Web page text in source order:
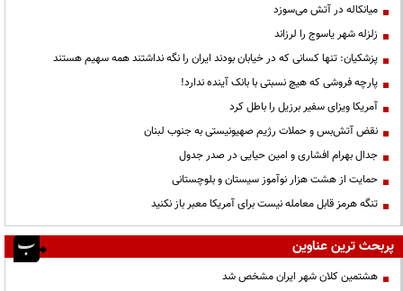
میانکاله در آتش می‌سوزد
زلزله شهر یاسوج را لرزاند
پزشکیان: تنها کسانی که در خیابان بودند ایران را نگه نداشتند همه سهیم هستند
پارچه فروشی که هیچ نسبتی با بانک آینده ندارد!
آمریکا ویزای سفیر برزیل را باطل کرد
نقض آتش‌بس و حملات رژیم صهیونیستی به جنوب لبنان
جدال بهرام افشاری و امین حیایی در صدر جدول
حمایت از هشت هزار نوآموز سیستان و بلوچستانی
تنگه هرمز قابل معامله نیست برای آمریکا معبر باز نکنید
پربحث ترین عناوین
هشتمین کلان شهر ایران مشخص شد